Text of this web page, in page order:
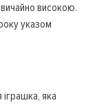
високою.
указом
яка